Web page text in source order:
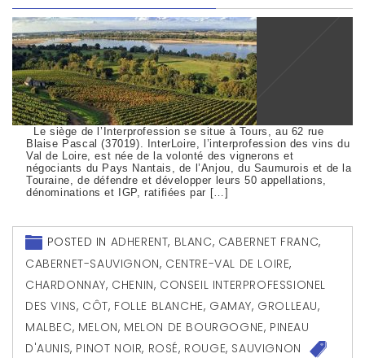
Le siège de l’Interprofession se situe à Tours, au 62 rue
Blaise Pascal (37019). InterLoire, l’interprofession des vins du
Val de Loire, est née de la volonté des vignerons et
négociants du Pays Nantais, de l’Anjou, du Saumurois et de la
Touraine, de défendre et développer leurs 50 appellations,
dénominations et IGP, ratifiées par […]
POSTED IN ADHERENT, BLANC, CABERNET FRANC,
CABERNET-SAUVIGNON, CENTRE-VAL DE LOIRE,
CHARDONNAY, CHENIN, CONSEIL INTERPROFESSIONEL
DES VINS, CÔT, FOLLE BLANCHE, GAMAY, GROLLEAU,
MALBEC, MELON, MELON DE BOURGOGNE, PINEAU
D'AUNIS, PINOT NOIR, ROSÉ, ROUGE, SAUVIGNON